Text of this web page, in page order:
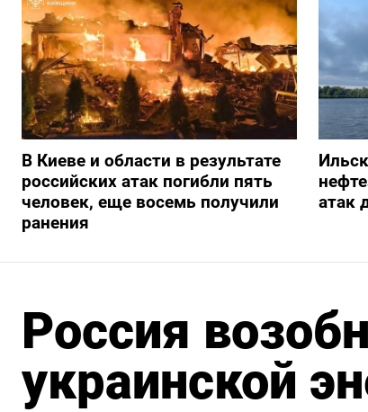
В Киеве и области в результате
российских атак погибли пять
человек, еще восемь получили
ранения
атак
Россия
украинской